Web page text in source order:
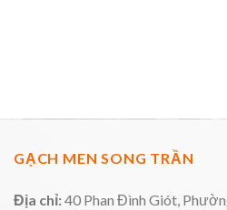
GẠCH MEN SONG TRẦN
Địa chỉ:40 Phan Đình Giót,